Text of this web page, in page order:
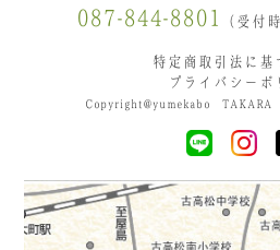
087-844-8801 （受付
特定商取引法に基
プライバシーポ
Copyright@yumekabo